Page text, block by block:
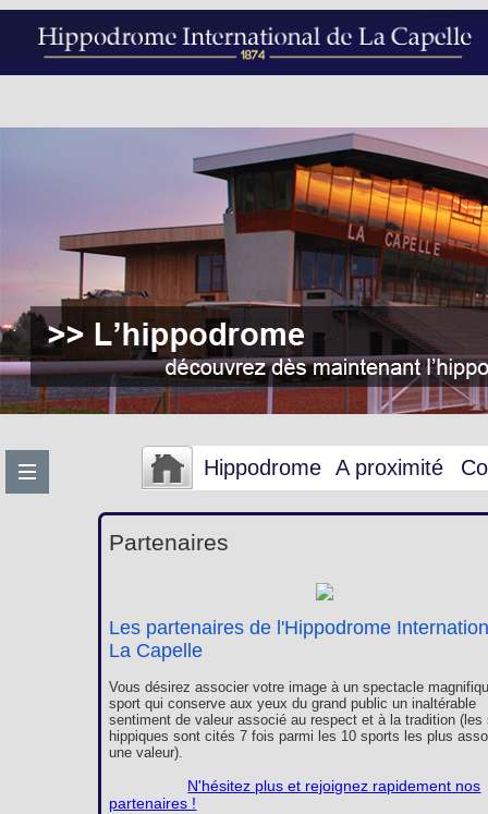
Hippodrome A proximité
Partenaires
Les partenaires de l'Hippodrome
La Capelle
Vous désirez associer votre image à un spectacle
sport qui conserve aux yeux du grand public un inaltérable
sentiment de valeur associé au respect et à la tradition (les
hippiques sont cités 7 fois parmi les 10 sports les plus
une valeur).
N'hésitez plus et rejoignez rapidement nos
partenaires !